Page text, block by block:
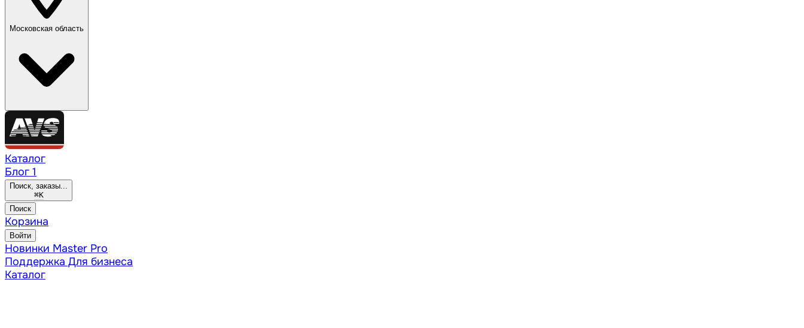
Московская область
Каталог
Блог 1
Поиск, заказы...
⌘K
Поиск
Корзина
Войти
Новинки Master Pro
Поддержка Для бизнеса
Каталог